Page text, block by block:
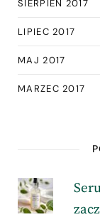
SIERPIEŃ 2017
LIPIEC 2017
MAJ 2017
MARZEC 2017